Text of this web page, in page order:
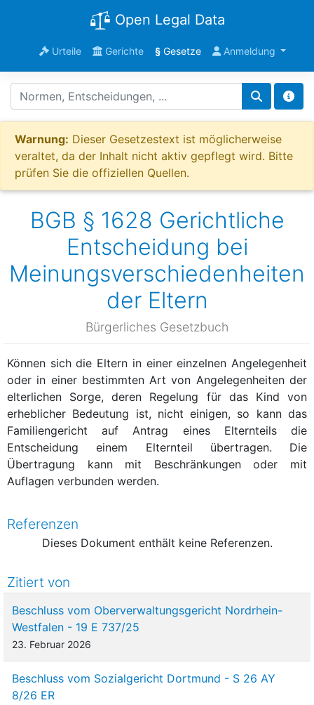
Open Legal Data
Urteile Gerichte §Gesetze Anmeldung
Warnung: Dieser Gesetzestext ist möglicherweise
veraltet, da der Inhalt nicht aktiv gepflegt wird. Bitte
prüfen Sie die offiziellen Quellen.
BGB § 1628 Gerichtliche
Entscheidung bei
Meinungsverschiedenheiten
der Eltern
Bürgerliches Gesetzbuch
Können sich die Eltern in einer einzelnen Angelegenheit
oder in einer bestimmten Art von Angelegenheiten der
elterlichen Sorge, deren Regelung für das Kind von
erheblicher Bedeutung ist, nicht einigen, so kann das
Familiengericht auf Antrag eines Elternteils die
Entscheidung einem Elternteil übertragen. Die
Übertragung kann mit Beschränkungen oder mit
Auflagen verbunden werden.
Referenzen
Dieses Dokument enthält keine Referenzen.
Zitiert von
Beschluss vom Oberverwaltungsgericht Nordrhein-
Westfalen - 19 E 737/25
23. Februar 2026
Beschluss vom Sozialgericht Dortmund - S 26 AY
8/26 ER